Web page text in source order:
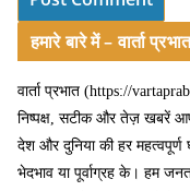
हमारे बारे में – वार्ता प्रभात
वार्ता प्रभात (https://
निष्पक्ष, सटीक और तेज़ खबरें आप
देश और दुनिया की हर महत्वपूर्ण
भेदभाव या पूर्वाग्रह के। हम